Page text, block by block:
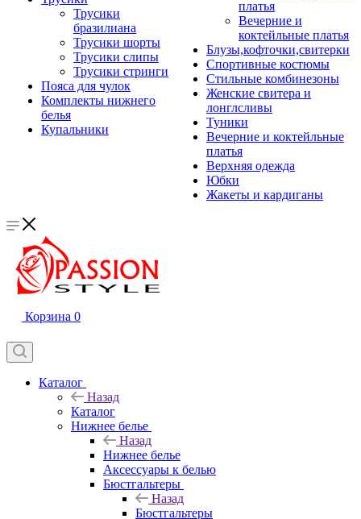
Трусики
бразилиана
Трусики шорты
Трусики слипы
Трусики стринги
Пояса для чулок
Комплекты нижнего
белья
Купальники
платья
Вечерние и
коктейльные платья
Блузы,кофточки,свитерки
Спортивные костюмы
Стильные комбинезоны
Женские свитера и
лонглсливы
Туники
Вечерние и коктейльные
платья
Верхняя одежда
Юбки
Жакеты и кардиганы
Корзина 0
Каталог
Назад
Каталог
Нижнее белье
Назад
Нижнее белье
Аксессуары к белью
Бюстгальтеры
Назад
Бюстгальтеры